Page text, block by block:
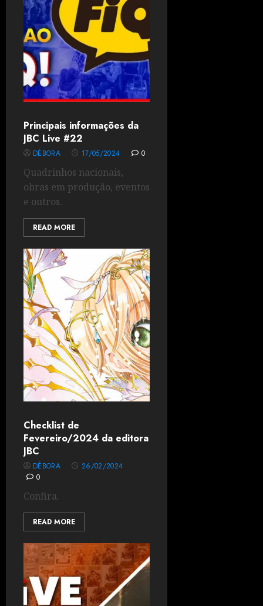
Principais informações da
JBC Live #22
DÉBORA 17/05/2024 0
Quadrinhos nacionais,
obras em produção, eventos
e outros.
READ MORE
Checklist de
Fevereiro/2024 da editora
JBC
DÉBORA
26/02/2024
0
Confira.
READ MORE